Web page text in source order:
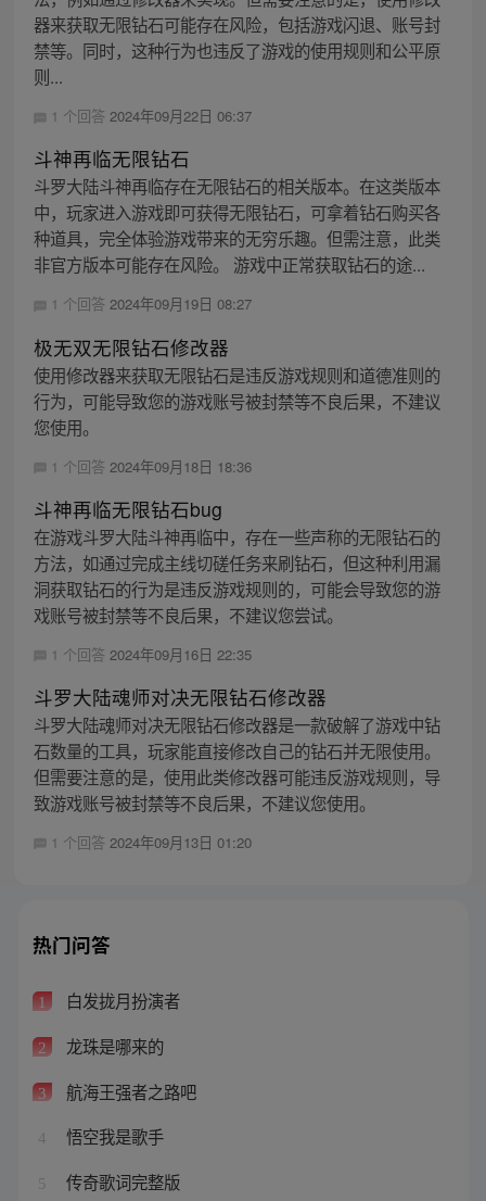
器来获取无限钻石可能存在风险，包括游戏闪退、账号封
禁等。同时，这种行为也违反了游戏的使用规则和公平原
则...
1 个回答 2024年09月22日 06:37
斗神再临无限钻石
斗罗大陆斗神再临存在无限钻石的相关版本。在这类版本
中，玩家进入游戏即可获得无限钻石，可拿着钻石购买各
种道具，完全体验游戏带来的无穷乐趣。但需注意，此类
非官方版本可能存在风险。 游戏中正常获取钻石的途...
1 个回答 2024年09月19日 08:27
极无双无限钻石修改器
使用修改器来获取无限钻石是违反游戏规则和道德准则的
行为，可能导致您的游戏账号被封禁等不良后果，不建议
您使用。
1 个回答 2024年09月18日 18:36
斗神再临无限钻石bug
在游戏斗罗大陆斗神再临中，存在一些声称的无限钻石的
方法，如通过完成主线切磋任务来刷钻石，但这种利用漏
洞获取钻石的行为是违反游戏规则的，可能会导致您的游
戏账号被封禁等不良后果，不建议您尝试。
1 个回答 2024年09月16日 22:35
斗罗大陆魂师对决无限钻石修改器
斗罗大陆魂师对决无限钻石修改器是一款破解了游戏中钻
石数量的工具，玩家能直接修改自己的钻石并无限使用。
但需要注意的是，使用此类修改器可能违反游戏规则，导
致游戏账号被封禁等不良后果，不建议您使用。
1 个回答 2024年09月13日 01:20
热门问答
1 白发拢月扮演者
2 龙珠是哪来的
3 航海王强者之路吧
4 悟空我是歌手
5 传奇歌词完整版